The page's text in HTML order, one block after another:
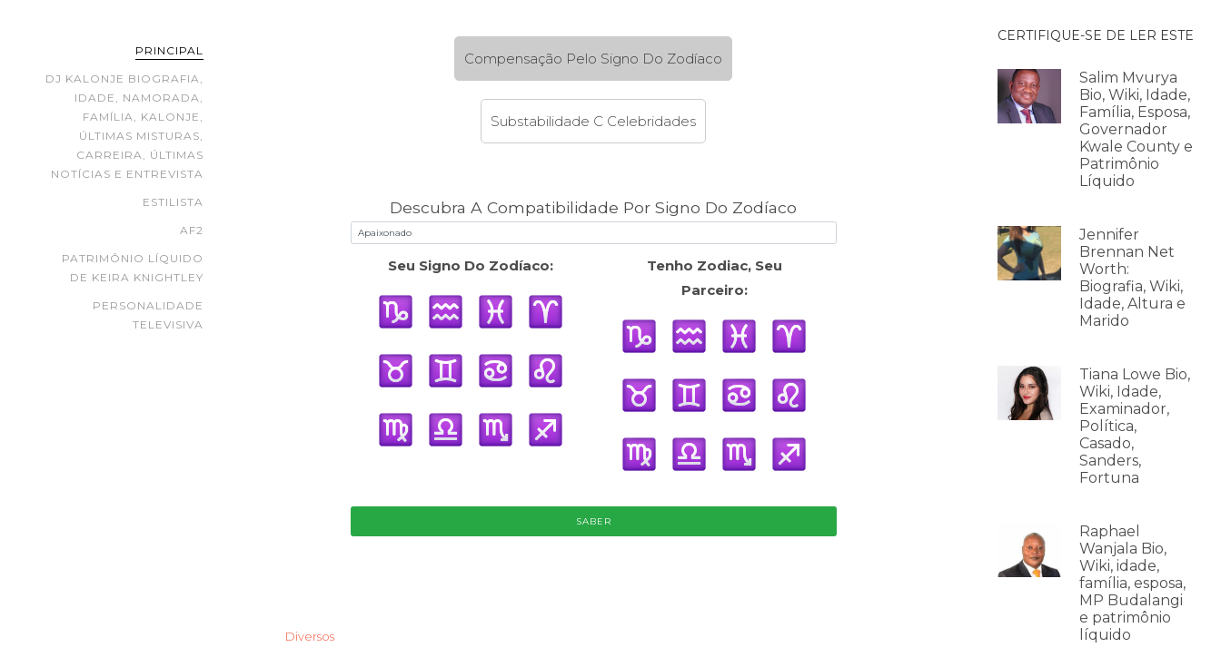
PRINCIPAL
DJ KALONJE BIOGRAFIA,
IDADE, NAMORADA,
FAMÍLIA, KALONJE,
ÚLTIMAS MISTURAS,
CARREIRA, ÚLTIMAS
NOTÍCIAS E ENTREVISTA
ESTILISTA
AF2
PATRIMÔNIO LÍQUIDO
DE KEIRA KNIGHTLEY
PERSONALIDADE
TELEVISIVA
Compensação Pelo Signo Do Zodíaco
Substabilidade C Celebridades
Descubra A Compatibilidade Por Signo Do Zodíaco
Seu Signo Do Zodíaco:
Tenho Zodiac, Seu
Parceiro:
SABER
Diversos
CERTIFIQUE-SE DE LER ESTE
Salim Mvurya
Bio, Wiki, Idade,
Família, Esposa,
Governador
Kwale County e
Patrimônio
Líquido
Jennifer
Brennan Net
Worth:
Biografia, Wiki,
Idade, Altura e
Marido
Tiana Lowe Bio,
Wiki, Idade,
Examinador,
Política,
Casado,
Sanders,
Fortuna
Raphael
Wanjala Bio,
Wiki, idade,
família, esposa,
MP Budalangi
e patrimônio
líquido